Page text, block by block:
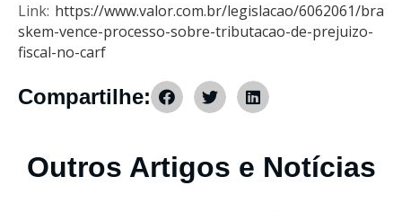
Link: https://www.valor.com.br/legislacao/6062061/bra
skem-vence-processo-sobre-tributacao-de-prejuizo-
fiscal-no-carf
Compartilhe:
Outros Artigos e Notícias